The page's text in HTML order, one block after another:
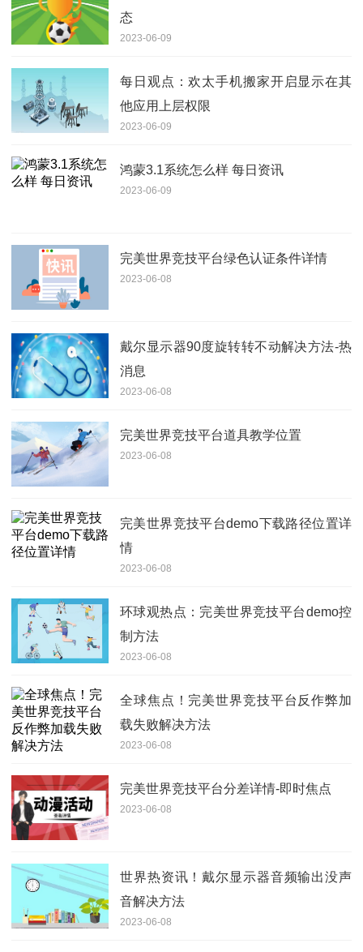
态
2023-06-09
每日观点：欢太手机搬家开启显示在其
他应用上层权限
2023-06-09
鸿蒙3.1系统怎么样 每日资讯
2023-06-09
完美世界竞技平台绿色认证条件详情
2023-06-08
戴尔显示器90度旋转转不动解决方法-热
消息
2023-06-08
完美世界竞技平台道具教学位置
2023-06-08
完美世界竞技平台demo下载路径位置详
情
2023-06-08
环球观热点：完美世界竞技平台demo控
制方法
2023-06-08
全球焦点！完美世界竞技平台反作弊加
载失败解决方法
2023-06-08
完美世界竞技平台分差详情-即时焦点
2023-06-08
世界热资讯！戴尔显示器音频输出没声
音解决方法
2023-06-08